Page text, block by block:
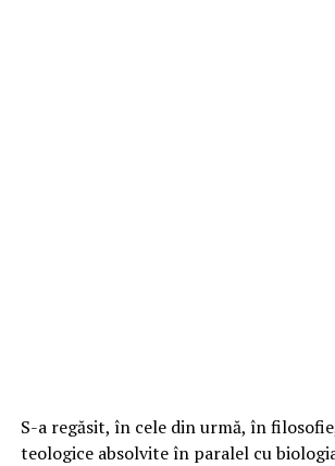
S-a regăsit, în cele din urmă, în
teologice absolvite în paralel cu